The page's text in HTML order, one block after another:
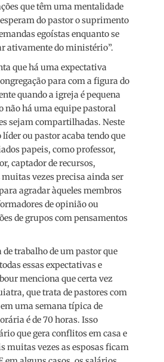
que têm uma mentalidade
do pastor o suprimento
egoístas enquanto se
ativamente do ministério”.
que há uma expectativa
para com a figura do
quando a igreja é pequena
não há uma equipe pastoral
sejam compartilhadas. Neste
ou pastor acaba tendo que
papeis, como professor,
captador de recursos,
vezes precisa ainda ser
agradar àqueles membros
de opinião ou
de grupos com pensamentos
trabalho de um pastor que
essas expectativas e
menciona que certa vez
que trata de pastores com
uma semana típica de
é de 70 horas. Isso
que gera conflitos em casa e
muitas vezes as esposas ficam